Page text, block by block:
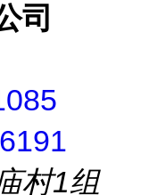
司
村1组